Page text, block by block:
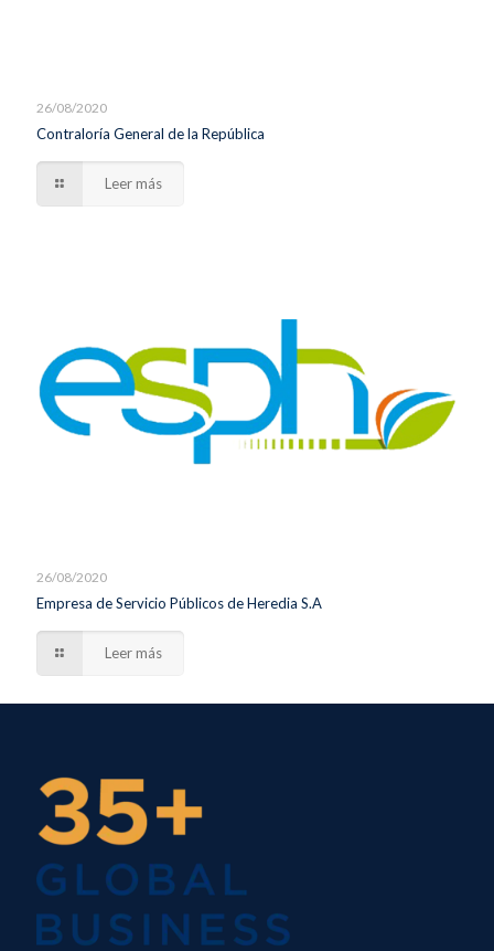
26/08/2020
Contraloría General de la República
Leer más
26/08/2020
Empresa de Servicio Públicos de Heredia S.A
Leer más